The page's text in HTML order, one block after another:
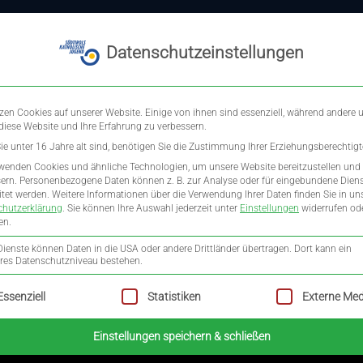
12.000
Zweck
Datenschutzeinstellungen
Cookies auf unserer Website. Einige von ihnen sind essenziell, während andere
Website und Ihre Erfahrung zu verbessern.
unter 16 Jahre alt sind, benötigen Sie die Zustimmung Ihrer
Cookies und ähnliche Technologien, um unsere Website bereitzustellen und
Personenbezogene Daten können z. B. zur Analyse oder für eingebundene
werden. Weitere Informationen über die Verwendung Ihrer Daten finden Sie in
. Sie können Ihre Auswahl jederzeit unter Einstellungen widerrufen
können Daten in die USA oder andere Drittländer übertragen. Dort kann ein
Datenschutzniveau bestehen.
eine Liste der Service-Gruppen, für die eine Einwilligung
Statistiken Externe
Einstellungen speichern & schließen